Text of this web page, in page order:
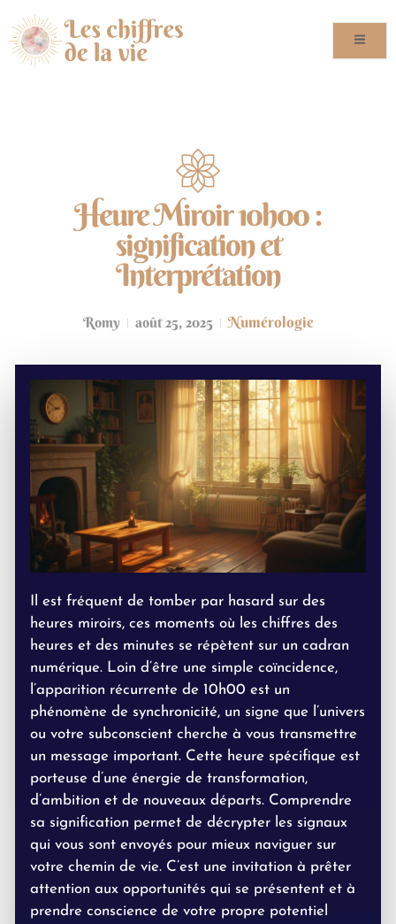
Heure Miroir 10h00 :
signification et
Interprétation
Romy août 25, 2025 Numérologie
Il est fréquent de tomber par hasard sur des
heures miroirs, ces moments où les chiffres des
heures et des minutes se répètent sur un cadran
numérique. Loin d’être une simple coïncidence,
l’apparition récurrente de 10h00 est un
phénomène de synchronicité, un signe que l’univers
ou votre subconscient cherche à vous transmettre
un message important. Cette heure spécifique est
porteuse d’une énergie de transformation,
d’ambition et de nouveaux départs. Comprendre
sa signification permet de décrypter les signaux
qui vous sont envoyés pour mieux naviguer sur
votre chemin de vie. C’est une invitation à prêter
attention aux opportunités qui se présentent et à
prendre conscience de votre propre potentiel